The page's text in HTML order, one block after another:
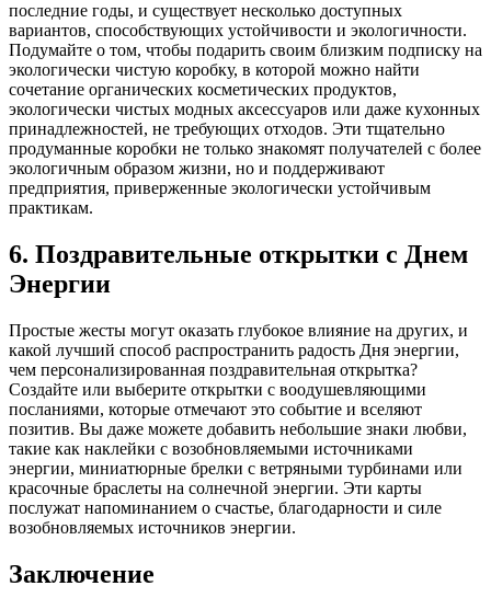
последние годы, и существует несколько доступных
вариантов, способствующих устойчивости и экологичности.
Подумайте о том, чтобы подарить своим близким подписку на
экологически чистую коробку, в которой можно найти
сочетание органических косметических продуктов,
экологически чистых модных аксессуаров или даже кухонных
принадлежностей, не требующих отходов. Эти тщательно
продуманные коробки не только знакомят получателей с более
экологичным образом жизни, но и поддерживают
предприятия, приверженные экологически устойчивым
практикам.
6. Поздравительные открытки с Днем
Энергии
Простые жесты могут оказать глубокое влияние на других, и
какой лучший способ распространить радость Дня энергии,
чем персонализированная поздравительная открытка?
Создайте или выберите открытки с воодушевляющими
посланиями, которые отмечают это событие и вселяют
позитив. Вы даже можете добавить небольшие знаки любви,
такие как наклейки с возобновляемыми источниками
энергии, миниатюрные брелки с ветряными турбинами или
красочные браслеты на солнечной энергии. Эти карты
послужат напоминанием о счастье, благодарности и силе
возобновляемых источников энергии.
Заключение